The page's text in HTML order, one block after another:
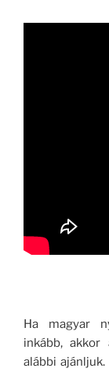
Ha magyar
inkább,
alábbi